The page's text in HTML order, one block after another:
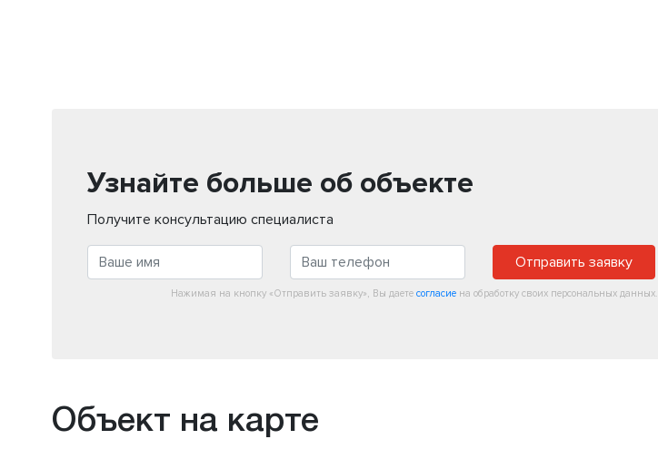
Узнайте больше об объекте
Получите консультацию специалиста
Отправить заявку
Нажимая на кнопку «Отправить заявку», Вы даете согласиена обработку своих персональных данных.
Объект на карте